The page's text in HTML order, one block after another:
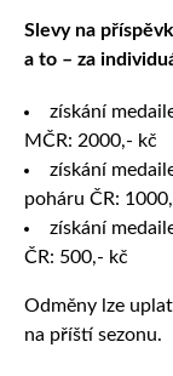
Slevy na
a to – za
získání
MČR: 2000,- kč
získání
poháru ČR:
získání
ČR: 500,- kč
Odměny lze
na příští sezonu.